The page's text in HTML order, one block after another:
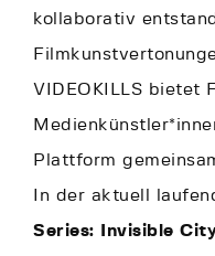
kollaborativ
VIDEOKILLS bietet
Plattform
In der aktuell
Series: Invisible